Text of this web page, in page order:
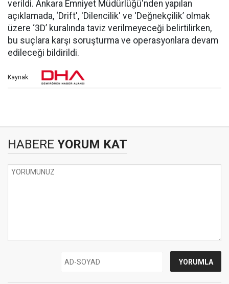
verildi. Ankara Emniyet Müdürlüğü'nden yapılan
açıklamada, ‘Drift', 'Dilencilik' ve 'Değnekçilik’ olmak
üzere ‘3D’ kuralında taviz verilmeyeceği belirtilirken,
bu suçlara karşı soruşturma ve operasyonlara devam
edileceği bildirildi.
Kaynak:
HABERE YORUM KAT